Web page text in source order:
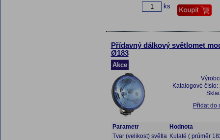
ks
Přídavný dálkový světlomet
Ø183
Akce
Katalogové číslo:
Přidat do
Parametr
Hodnota
Tvar (velikost) světla Kulaté ( průměr